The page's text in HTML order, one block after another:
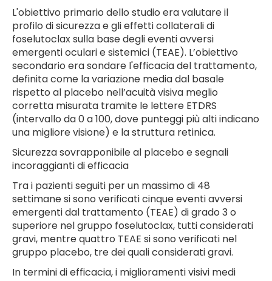
L'obiettivo primario dello studio era valutare il
profilo di sicurezza e gli effetti collaterali di
foselutoclax sulla base degli eventi avversi
emergenti oculari e sistemici (TEAE). L’obiettivo
secondario era sondare l'efficacia del trattamento,
definita come la variazione media dal basale
rispetto al placebo nell’acuità visiva meglio
corretta misurata tramite le lettere ETDRS
(intervallo da 0 a 100, dove punteggi più alti indicano
una migliore visione) e la struttura retinica.
Sicurezza sovrapponibile al placebo e segnali
incoraggianti di efficacia
Tra i pazienti seguiti per un massimo di 48
settimane si sono verificati cinque eventi avversi
emergenti dal trattamento (TEAE) di grado 3 o
superiore nel gruppo foselutoclax, tutti considerati
gravi, mentre quattro TEAE si sono verificati nel
gruppo placebo, tre dei quali considerati gravi.
In termini di efficacia, i miglioramenti visivi medi